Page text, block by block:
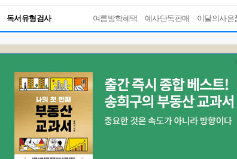
독서유형검사
RBTI Lab
독서유형검사
여름방학혜택 예사단독판매 이달의사은